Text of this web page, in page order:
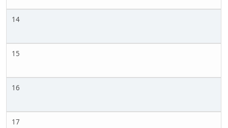
14
15
16
17